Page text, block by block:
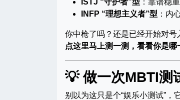
ISTJ “守护者”型 ：靠谱稳
INFP “理想主义者”型 ：内
你中枪了吗？还是已经开始对号
点这里马上测一测，看看你是
💡 做一次MBTI测
别以为这只是个“娱乐小测试”，